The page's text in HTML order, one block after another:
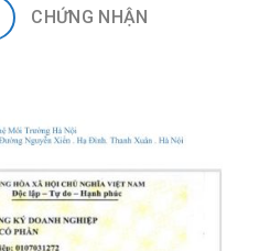
CHỨNG NHẬN